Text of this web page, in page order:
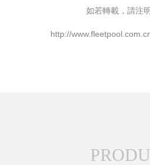
如若轉載，請注
http://